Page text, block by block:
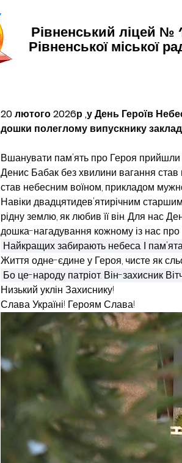
Рівненський ліцей №
Рівненської міської
20 лютого 2026р ,у День Героїв
дошки полеглому випускнику
Вшанувати пам'ять про Героя прийшли
Денис Бабак без хвилини вагання став
став небесним воїном, прикладом
Навіки двадцятидев'ятирічним
рідну землю, як любив її він. Для нас
дошка-нагадування кожному із нас про
Найкращих забирають небеса. І
Життя одне-єдине у Героя, чисте як
Бо це-народу патріот. Він-захисник
Низький уклін Захиснику!
Слава Україні! Героям Слава!